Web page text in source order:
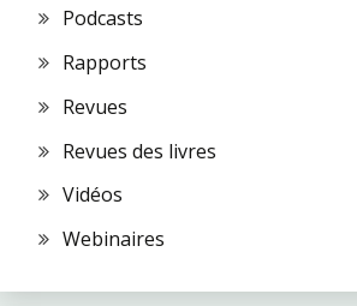
Podcasts
Rapports
Revues
Revues des livres
Vidéos
Webinaires